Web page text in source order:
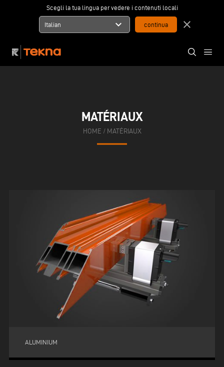
Scegli la tua lingua per vedere i contenuti locali
Italian expand_more close
MATÉRIAUX
HOME / MATÉRIAUX
ALUMINIUM